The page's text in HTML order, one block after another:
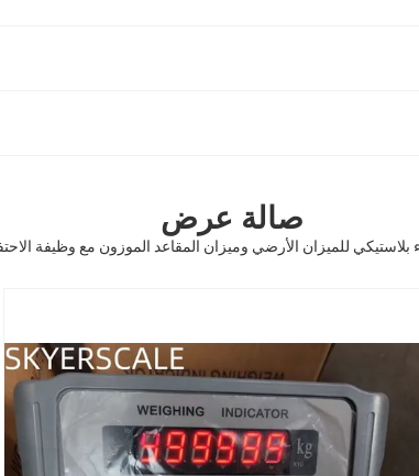
صالة عرض